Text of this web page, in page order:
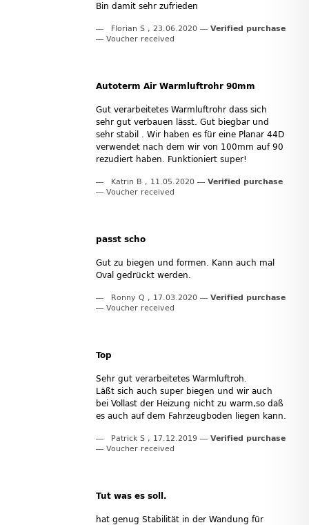
Bin damit sehr zufrieden
Florian S , 23.06.2020
Verified purchase
Voucher received
Autoterm Air Warmluftrohr 90mm
Gut verarbeitetes Warmluftrohr dass sich
sehr gut verbauen lässt. Gut biegbar und
sehr stabil . Wir haben es für eine Planar 44D
verwendet nach dem wir von 100mm auf 90
rezudiert haben. Funktioniert super!
Katrin B , 11.05.2020
Verified purchase
Voucher received
passt scho
Gut zu biegen und formen. Kann auch mal
Oval gedrückt werden.
Ronny Q , 17.03.2020
Verified purchase
Voucher received
Top
Sehr gut verarbeitetes Warmluftroh.
Läßt sich auch super biegen und wir auch
bei Vollast der Heizung nicht zu warm,so daß
es auch auf dem Fahrzeugboden liegen kann.
Patrick S , 17.12.2019
Verified purchase
Voucher received
Tut was es soll.
hat genug Stabilität in der Wandung für